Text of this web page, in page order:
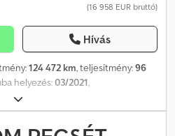
(16 958 EUR bruttó)
Hívás
124 472 km, teljesítmény:96
helyezés:03/2021,
Euro 6, ülések száma:3, rakodótér
4 250 mm , rakodótér szélesség: